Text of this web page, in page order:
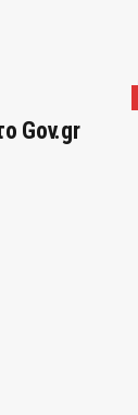
Gov.gr